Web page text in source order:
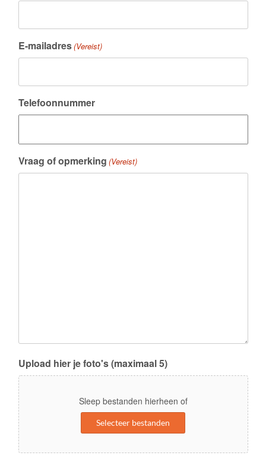
E-mailadres(Vereist)
Telefoonnummer
Vraag of opmerking (Vereist)
Upload hier je foto's (maximaal 5)
Sleep bestanden hierheen of
Selecteer bestanden